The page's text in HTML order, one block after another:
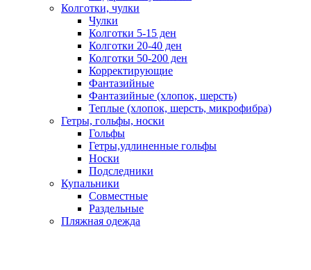
Колготки, чулки
Чулки
Колготки 5-15 ден
Колготки 20-40 ден
Колготки 50-200 ден
Корректирующие
Фантазийные
Фантазийные (хлопок, шерсть)
Теплые (хлопок, шерсть, микрофибра)
Гетры, гольфы, носки
Гольфы
Гетры,удлиненные гольфы
Носки
Подследники
Купальники
Совместные
Раздельные
Пляжная одежда